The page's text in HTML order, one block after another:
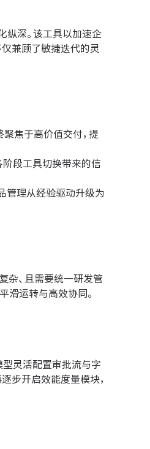
纵深。该工具以加速企
兼顾了敏捷迭代的灵
焦于高价值交付，提
阶段工具切换带来的信
管理从经验驱动升级为
杂、且需要统一研发管
滑运转与高效协同。
灵活配置审批流与字
步开启效能度量模块，